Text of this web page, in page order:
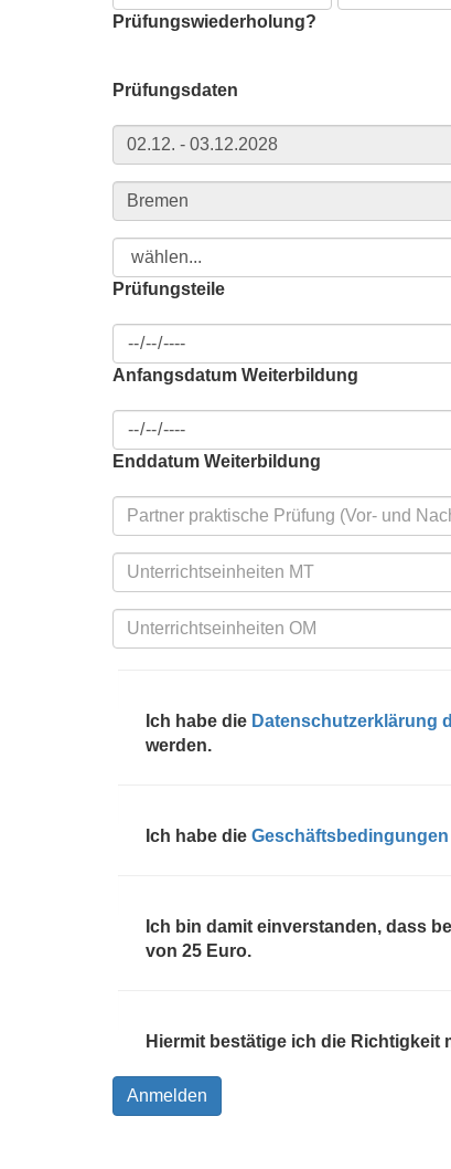
Prüfungswiederholung?
Prüfungsdaten
Prüfungsteile
Anfangsdatum Weiterbildung
Enddatum Weiterbildung
Ich habe die Datenschutzerklärung
werden.
Ich habe die
Ich bin damit einverstanden, dass
von 25 Euro.
Hiermit bestätige ich die Richtigkeit
Anmelden